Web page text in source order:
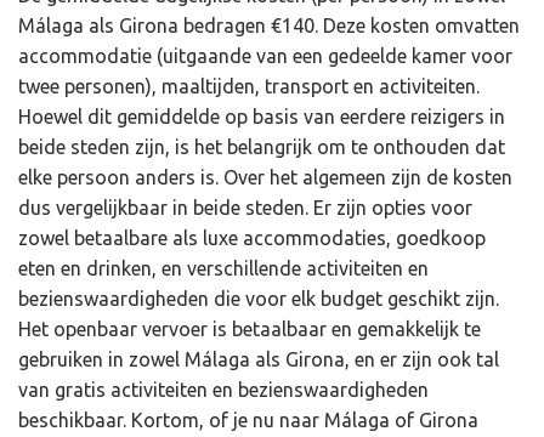
Málaga als Girona bedragen €140. Deze kosten omvatten
accommodatie (uitgaande van een gedeelde kamer voor
twee personen), maaltijden, transport en activiteiten.
Hoewel dit gemiddelde op basis van eerdere reizigers in
beide steden zijn, is het belangrijk om te onthouden dat
elke persoon anders is. Over het algemeen zijn de kosten
dus vergelijkbaar in beide steden. Er zijn opties voor
zowel betaalbare als luxe accommodaties, goedkoop
eten en drinken, en verschillende activiteiten en
bezienswaardigheden die voor elk budget geschikt zijn.
Het openbaar vervoer is betaalbaar en gemakkelijk te
gebruiken in zowel Málaga als Girona, en er zijn ook tal
van gratis activiteiten en bezienswaardigheden
beschikbaar. Kortom, of je nu naar Málaga of Girona